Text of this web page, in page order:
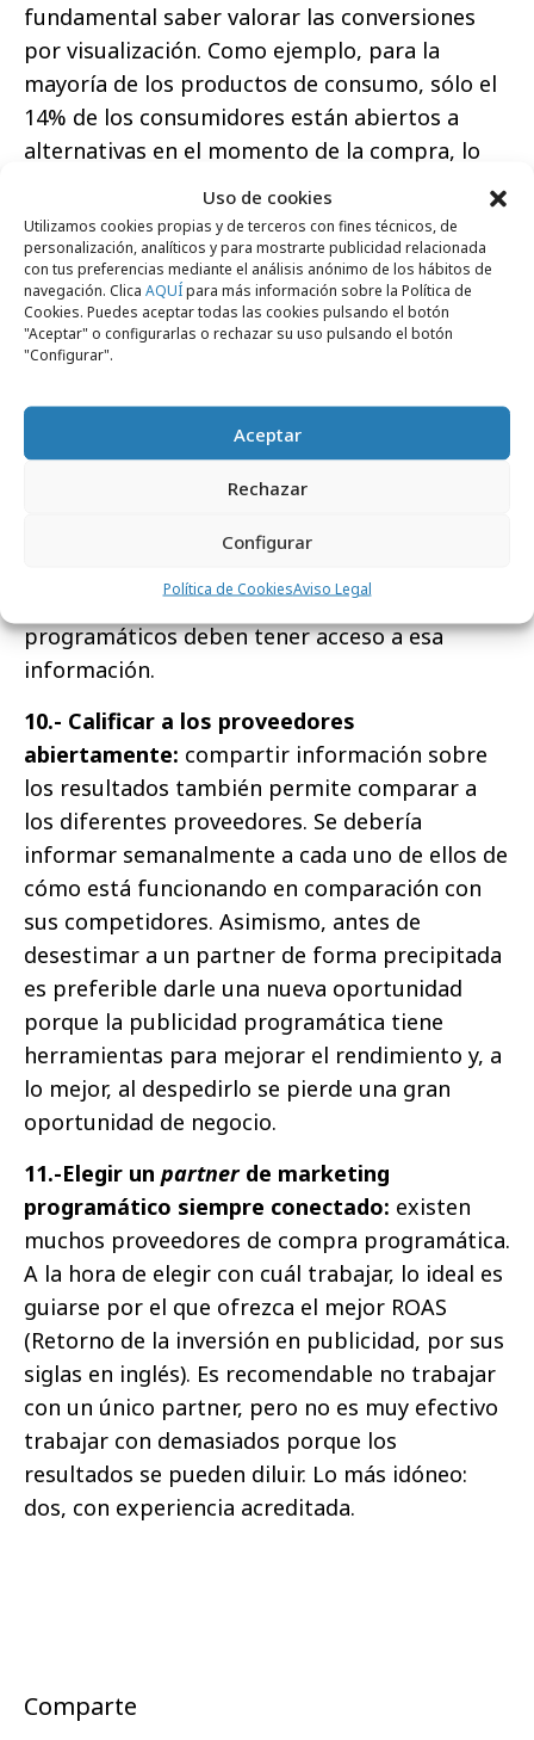
Uso de cookies
Utilizamos cookies propias y de terceros con fines técnicos, de
personalización, analíticos y para mostrarte publicidad relacionada
con tus preferencias mediante el análisis anónimo de los hábitos de
navegación. Clica AQUÍpara más información sobre la Política de
Cookies. Puedes aceptar todas las cookies pulsando el botón
"Aceptar" o configurarlas o rechazar su uso pulsando el botón
"Configurar".
Aceptar
Rechazar
Configurar
Política de CookiesAviso Legal
fundamental saber valorar las conversiones
por visualización. Como ejemplo, para la
mayoría de los productos de consumo, sólo el
14% de los consumidores están abiertos a
alternativas en el momento de la compra, lo
decisión de compra ya está hecha antes del
último clic.
9.-Compartir resultados en tiempo real:la
compra programática está diseñada para
responder a los cambios entre la oferta y la
demanda en microsegundos. Para ello es
fundamental disponer defeedback
resultados que está obteniendo el anunciante
y tenerlo en tiempo real. La mejor forma de
lograrlo es dando acceso a los programas al
marca. Además, todos los proveedores
programáticos deben tener acceso a esa
información.
10.- Calificar a los proveedores
abiertamente: compartir información sobre
los resultados también permite comparar a
los diferentes proveedores. Se debería
informar semanalmente a cada uno de ellos de
cómo está funcionando en comparación con
sus competidores. Asimismo, antes de
desestimar a un partner de forma precipitada
es preferible darle una nueva oportunidad
porque la publicidad programática tiene
herramientas para mejorar el rendimiento y, a
lo mejor, al despedirlo se pierde una gran
oportunidad de negocio.
11.-Elegir un partnerde marketing
programático siempre conectado: existen
muchos proveedores de compra programática.
A la hora de elegir con cuál trabajar, lo ideal es
guiarse por el que ofrezca el mejor ROAS
(Retorno de la inversión en publicidad, por sus
siglas en inglés). Es recomendable no trabajar
con un único partner, pero no es muy efectivo
trabajar con demasiados porque los
resultados se pueden diluir. Lo más idóneo:
dos, con experiencia acreditada.
Comparte